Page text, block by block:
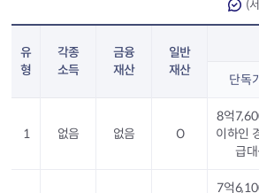
(
유
형
각종
소득
금융
재산
일반
재산
단독
1 없음 없음 O
8억
이하인
급
7억